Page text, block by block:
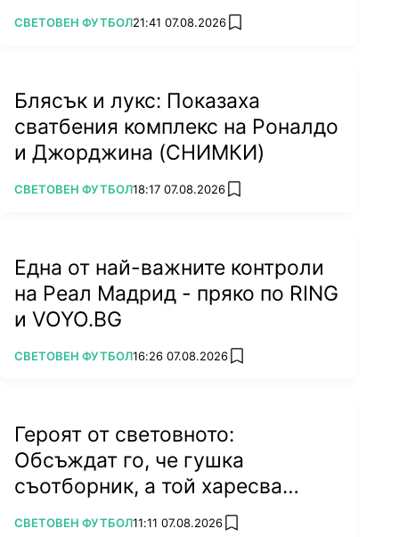
ПОВЕЧЕ ОТ
СВЕТОВЕН ФУТБОЛ21:41 07.08.2026 add favorites
Блясък и лукс: Показаха
сватбения комплекс на Роналдо
и Джорджина (СНИМКИ)
ПОВЕЧЕ ОТ
СВЕТОВЕН ФУТБОЛ18:17 07.08.2026 add favorites
Една от най-важните контроли
на Реал Мадрид - пряко по RING
и VOYO.BG
ПОВЕЧЕ ОТ
СВЕТОВЕН ФУТБОЛ16:26 07.08.2026 add favorites
Героят от световното:
Обсъждат го, че гушка
съотборник, а той харесва
бившата на колега
ПОВЕЧЕ ОТ
СВЕТОВЕН ФУТБОЛ11:11 07.08.2026 add favorites